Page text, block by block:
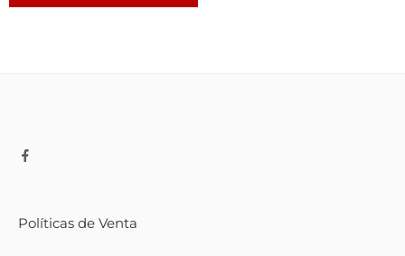
Políticas de Venta